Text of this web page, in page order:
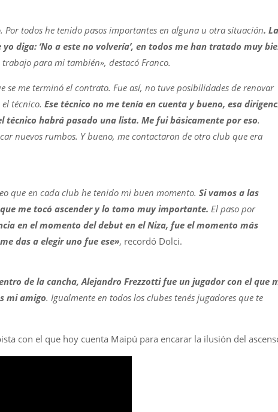
todos he tenido pasos importantes en alguna u otra situación. La
diga: ‘No a este no volvería’, en todos me han tratado muy
para mi también», destacó Franco.
se me terminó el contrato. Fue así, no tuve posibilidades de renovar
técnico. Ese técnico no me tenía en cuenta y bueno, esa
técnico habrá pasado una lista. Me fui básicamente por eso.
nuevos rumbos. Y bueno, me contactaron de otro club que era
que en cada club he tenido mi buen momento. Si vamos a las
me tocó ascender y lo tomo muy importante. El paso por
en el momento del debut en el Niza, fue el momento más
das a elegir uno fue ese», recordó Dolci.
de la cancha, Alejandro Frezzotti fue un jugador con el que
mi amigo. Igualmente en todos los clubes tenés jugadores que te
con el que hoy cuenta Maipú para encarar la ilusión del